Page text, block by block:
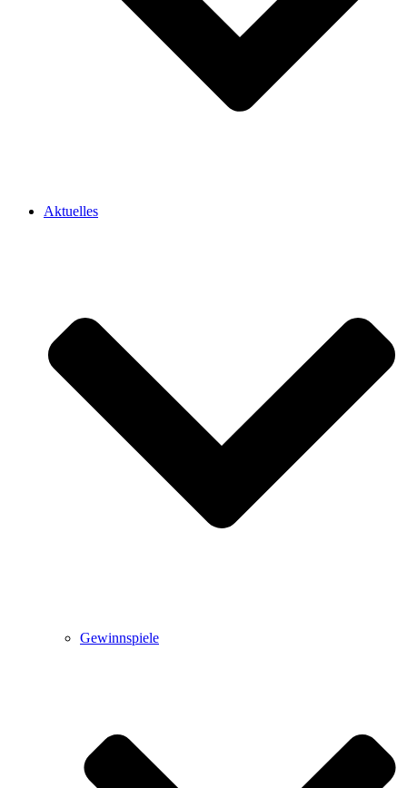
Aktuelles
Gewinnspiele